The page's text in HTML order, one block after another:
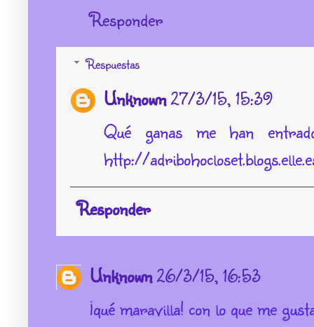
Responder
Respuestas
Unknown27/3/15, 15:39
Qué ganas me han
http://
Responder
Unknown26/3/15, 16:53
¡qué maravilla! con lo que me